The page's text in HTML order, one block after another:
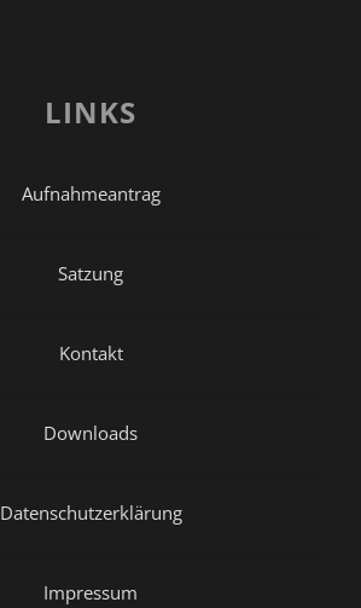
LINKS
Aufnahmeantrag
Satzung
Kontakt
Downloads
Datenschutzerklärung
Impressum